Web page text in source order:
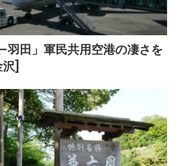
-羽田」軍民共用空港の凄さを
]